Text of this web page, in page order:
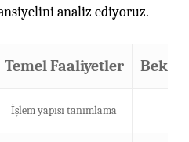
analiz ediyoruz.
Temel Faaliyetler
İşlem yapısı tanımlama